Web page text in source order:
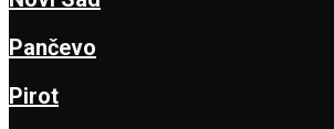
Pančevo
Pirot